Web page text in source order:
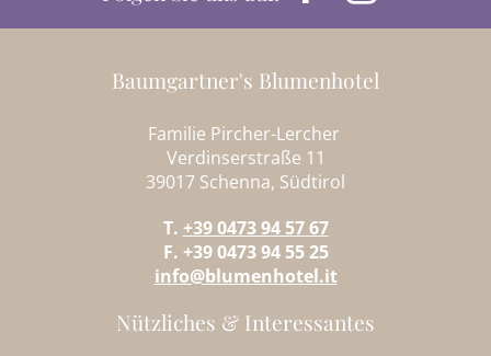
Baumgartner's Blumenhotel
Familie Pircher-Lercher
Verdinserstraße 11
39017 Schenna, Südtirol
T. +39 0473 94 57 67
F. +39 0473 94 55 25
info@blumenhotel.it
Nützliches & Interessantes